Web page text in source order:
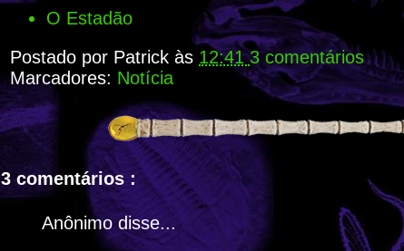
O Estadão
Postado por Patrick às 12:413 comentários
Marcadores: Notícia
3 comentários :
Anônimo disse...